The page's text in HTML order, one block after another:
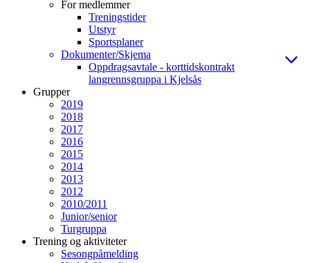
For medlemmer
Treningstider
Utstyr
Sportsplaner
Dokumenter/Skjema
Oppdragsavtale - korttidskontrakt
langrennsgruppa i Kjelsås
Grupper
2019
2018
2017
2016
2015
2014
2013
2012
2010/2011
Junior/senior
Turgruppa
Trening og aktiviteter
Sesongpåmelding